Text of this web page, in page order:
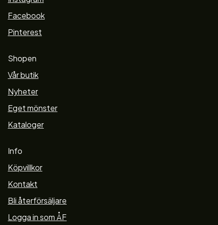
Facebook
Pinterest
Shopen
Vår butik
Nyheter
Eget mönster
Kataloger
Info
Köpvillkor
Kontakt
Bli återförsäljare
Logga in som ÅF